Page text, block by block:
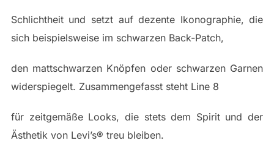
Schlichtheit und setzt auf dezente Ikonographie, die
sich beispielsweise im schwarzen Back-Patch,
den mattschwarzen Knöpfen oder schwarzen Garnen
widerspiegelt. Zusammengefasst steht Line 8
für zeitgemäße Looks, die stets dem Spirit und der
Ästhetik von Levi’s® treu bleiben.